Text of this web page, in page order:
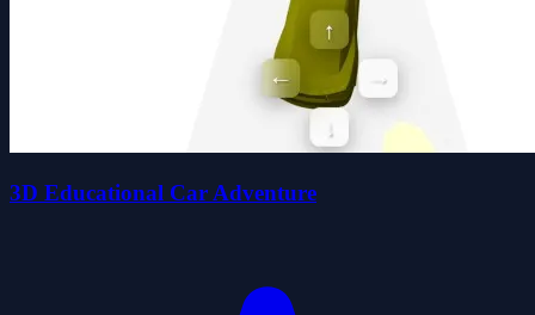
3D Educational Car Adventure